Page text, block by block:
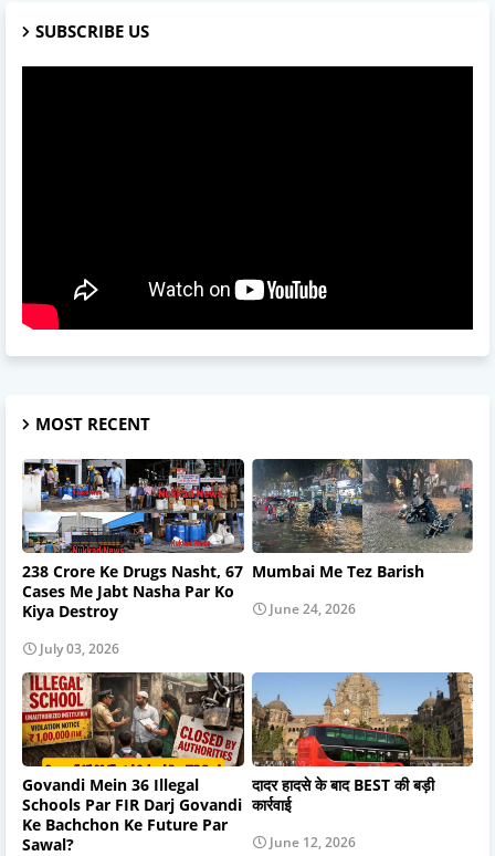
SUBSCRIBE US
MOST RECENT
238 Crore Ke Drugs Nasht, 67
Cases Me Jabt Nasha Par Ko
Kiya Destroy
July 03, 2026
Mumbai Me Tez Barish
June 24, 2026
Govandi Mein 36 Illegal
Schools Par FIR Darj Govandi
Ke Bachchon Ke Future Par
Sawal?
दादर हादसे के बाद BEST की बड़ी
कार्रवाई
June 12, 2026